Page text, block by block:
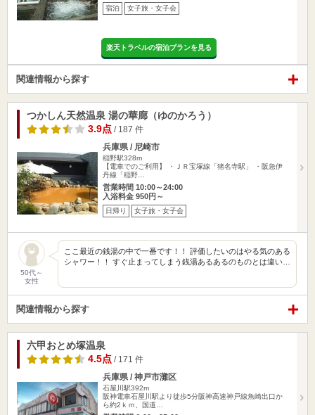
宿泊 女子旅・女子会
楽天トラベルの宿泊プランを見る
関連情報から探す
つかしん天然温泉 湯の華廊（ゆのかろう）
3.9点 / 187 件
兵庫県 / 尼崎市
稲野駅328m
【電車でのご利用】 ・ＪＲ宝塚線「猪名寺駅」 ・阪急伊
丹線「稲野…
営業時間 10:00～24:00
入浴料金 950円～
日帰り 女子旅・女子会
50代～
女性
ここ最近の銭湯の中で一番です！！ 評価したいのはやる気のある
シャワー！！ すぐ止まってしまう銭湯あるあるのものとは違い…
関連情報から探す
六甲おとめ塚温泉
4.5点 / 171 件
兵庫県 / 神戸市灘区
石屋川駅392m
阪神電車石屋川駅より徒歩5分阪神高速神戸線魚崎出口か
ら約2ｋｍ、国道…